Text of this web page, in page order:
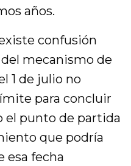
años.
confusión
mecanismo de
1 de julio no
para concluir
el punto de partida
que podría
esa fecha